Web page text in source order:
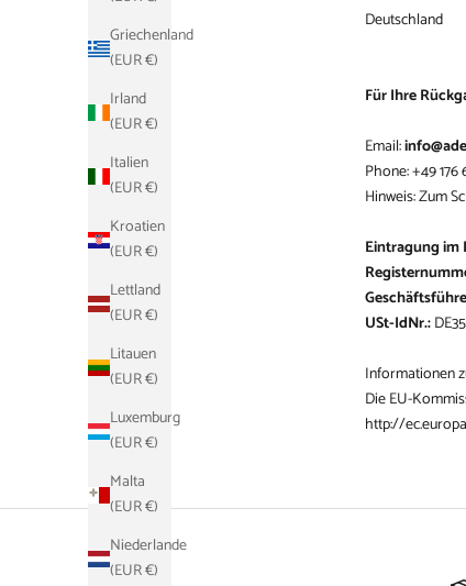
Griechenland
(EUR €)
Irland
(EUR €)
Italien
(EUR €)
Kroatien
(EUR €)
Lettland
(EUR €)
Litauen
(EUR €)
Luxemburg
(EUR €)
Malta
(EUR €)
Niederlande
(EUR €)
Deutschland
Für Ihre
Email:
Phone: +49 176
Hinweis: Zum
Eintragung im
USt-IdNr.:
Informationen
Die EU-
http://